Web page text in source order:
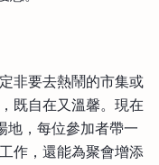
非要去熱鬧的市集或
既自在又溫馨。現在
，每位參加者帶一
作，還能為聚會增添